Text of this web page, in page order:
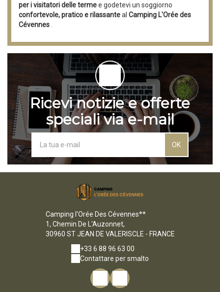
per i visitatori delle termee godetevi un soggiorno
confortevole, pratico e rilassanteal Camping L'Orée des
Cévennes
Ricevi notizie e offerte
speciali via e-mail
OK
Camping l'Orée Des Cévennes**
1, Chemin De L'Auzonnet,
30960 ST JEAN DE VALERISCLE - FRANCE
+33 6 88 96 63 00
Contattare per smalto